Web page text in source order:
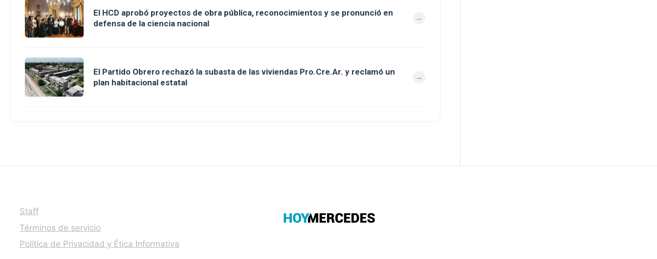
El HCD aprobó proyectos de obra pública, reconocimientos y se pronunció en
defensa de la ciencia nacional
El Partido Obrero rechazó la subasta de las viviendas Pro.Cre.Ar. y reclamó un
plan habitacional estatal
Staff
Términos de servicio
Política de Privacidad y Ética Informativa